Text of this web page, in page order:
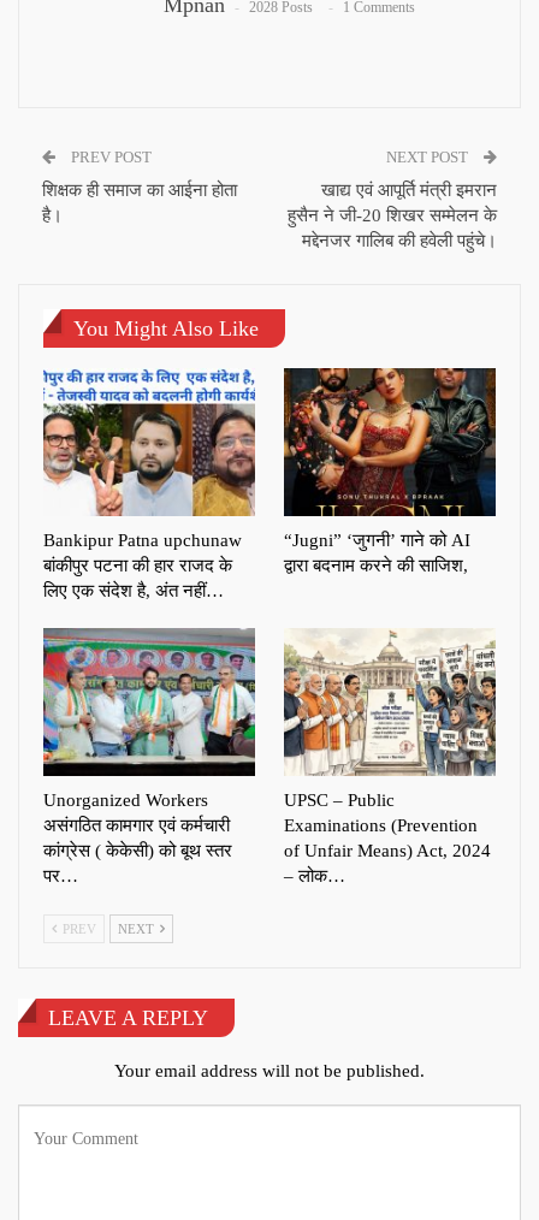
Mpnan 2028 Posts 1 Comments
PREV POST
शिक्षक ही समाज का आईना होता
है।
NEXT POST
खाद्य एवं आपूर्ति मंत्री इमरान
हुसैन ने जी-20 शिखर सम्मेलन के
मद्देनजर गालिब की हवेली पहुंचे।
You Might Also Like
Bankipur Patna upchunaw
बांकीपुर पटना की हार राजद के
लिए एक संदेश है, अंत नहीं…
“Jugni” ‘जुगनी’ गाने को AI
द्वारा बदनाम करने की साजिश,
Unorganized Workers
असंगठित कामगार एवं कर्मचारी
कांग्रेस ( केकेसी) को बूथ स्तर
पर…
UPSC – Public
Examinations (Prevention
of Unfair Means) Act, 2024
– लोक…
PREV NEXT
LEAVE A REPLY
Your email address will not be published.